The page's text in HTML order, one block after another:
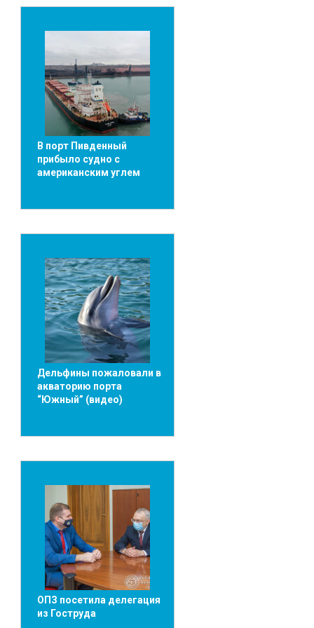
В порт Пивденный
прибыло судно с
американским углем
Дельфины пожаловали в
акваторию порта
“Южный” (видео)
ОПЗ посетила делегация
из Гоструда